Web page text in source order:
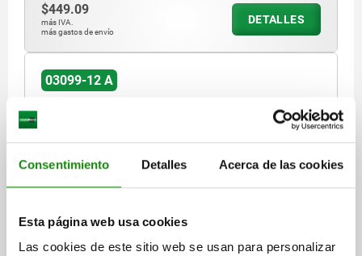
Consentimiento Detalles Acerca de las cookies
Esta página web usa cookies
Las cookies de este sitio web se usan para personalizar
$449.09
más IVA.
más gastos de envío
DETALLES
03099-12 A
PASADOR DE BLOQUEO CON HÉXAGONO, D=6,
M10X1, SW1=10, FORMA:A, SIN TAPA SIN
CONTRATUERCA, ACERO INOXIDABLE ACABADO